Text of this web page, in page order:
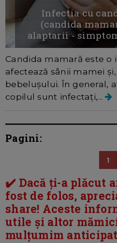
Infectia cu
(candida
alaptarii -
Candida mamară este o
afectează sânii mamei
bebelușului. În general,
copilul sunt infectați,...
Pagini:
1
✔️ Dacă ți-a plăcut
fost de folos,
share! Aceste
utile și altor
mulțumim